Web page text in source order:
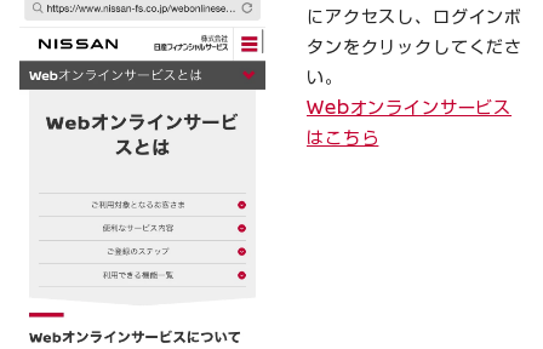
にアクセスし、ログインボ
タンをクリックしてくださ
い。
Webオンラインサービス
はこちら